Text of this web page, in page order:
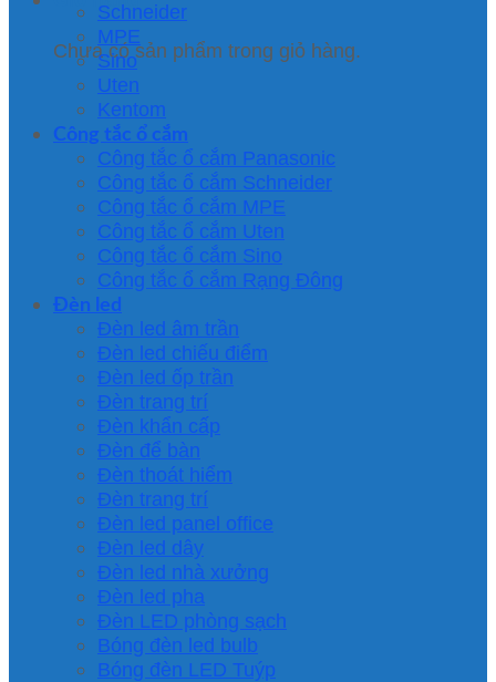
Chưa có sản phẩm trong giỏ hàng.
Schneider
MPE
Sino
Uten
Kentom
Công tắc ổ cắm
Công tắc ổ cắm Panasonic
Công tắc ổ cắm Schneider
Công tắc ổ cắm MPE
Công tắc ổ cắm Uten
Công tắc ổ cắm Sino
Công tắc ổ cắm Rạng Đông
Đèn led
Đèn led âm trần
Đèn led chiếu điểm
Đèn led ốp trần
Đèn trang trí
Đèn khẩn cấp
Đèn để bàn
Đèn thoát hiểm
Đèn trang trí
Đèn led panel office
Đèn led dây
Đèn led nhà xưởng
Đèn led pha
Đèn LED phòng sạch
Bóng đèn led bulb
Bóng đèn LED Tuýp